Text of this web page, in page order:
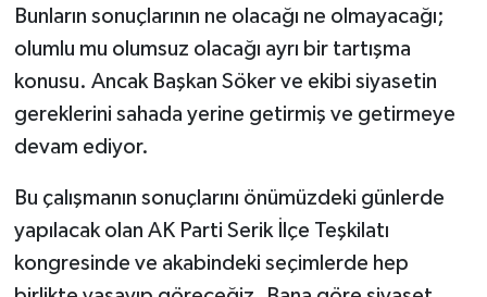
Bunların sonuçlarının ne olacağı ne olmayacağı;
olumlu mu olumsuz olacağı ayrı bir tartışma
konusu. Ancak Başkan Söker ve ekibi siyasetin
gereklerini sahada yerine getirmiş ve getirmeye
devam ediyor.
Bu çalışmanın sonuçlarını önümüzdeki günlerde
yapılacak olan AK Parti Serik İlçe Teşkilatı
kongresinde ve akabindeki seçimlerde hep